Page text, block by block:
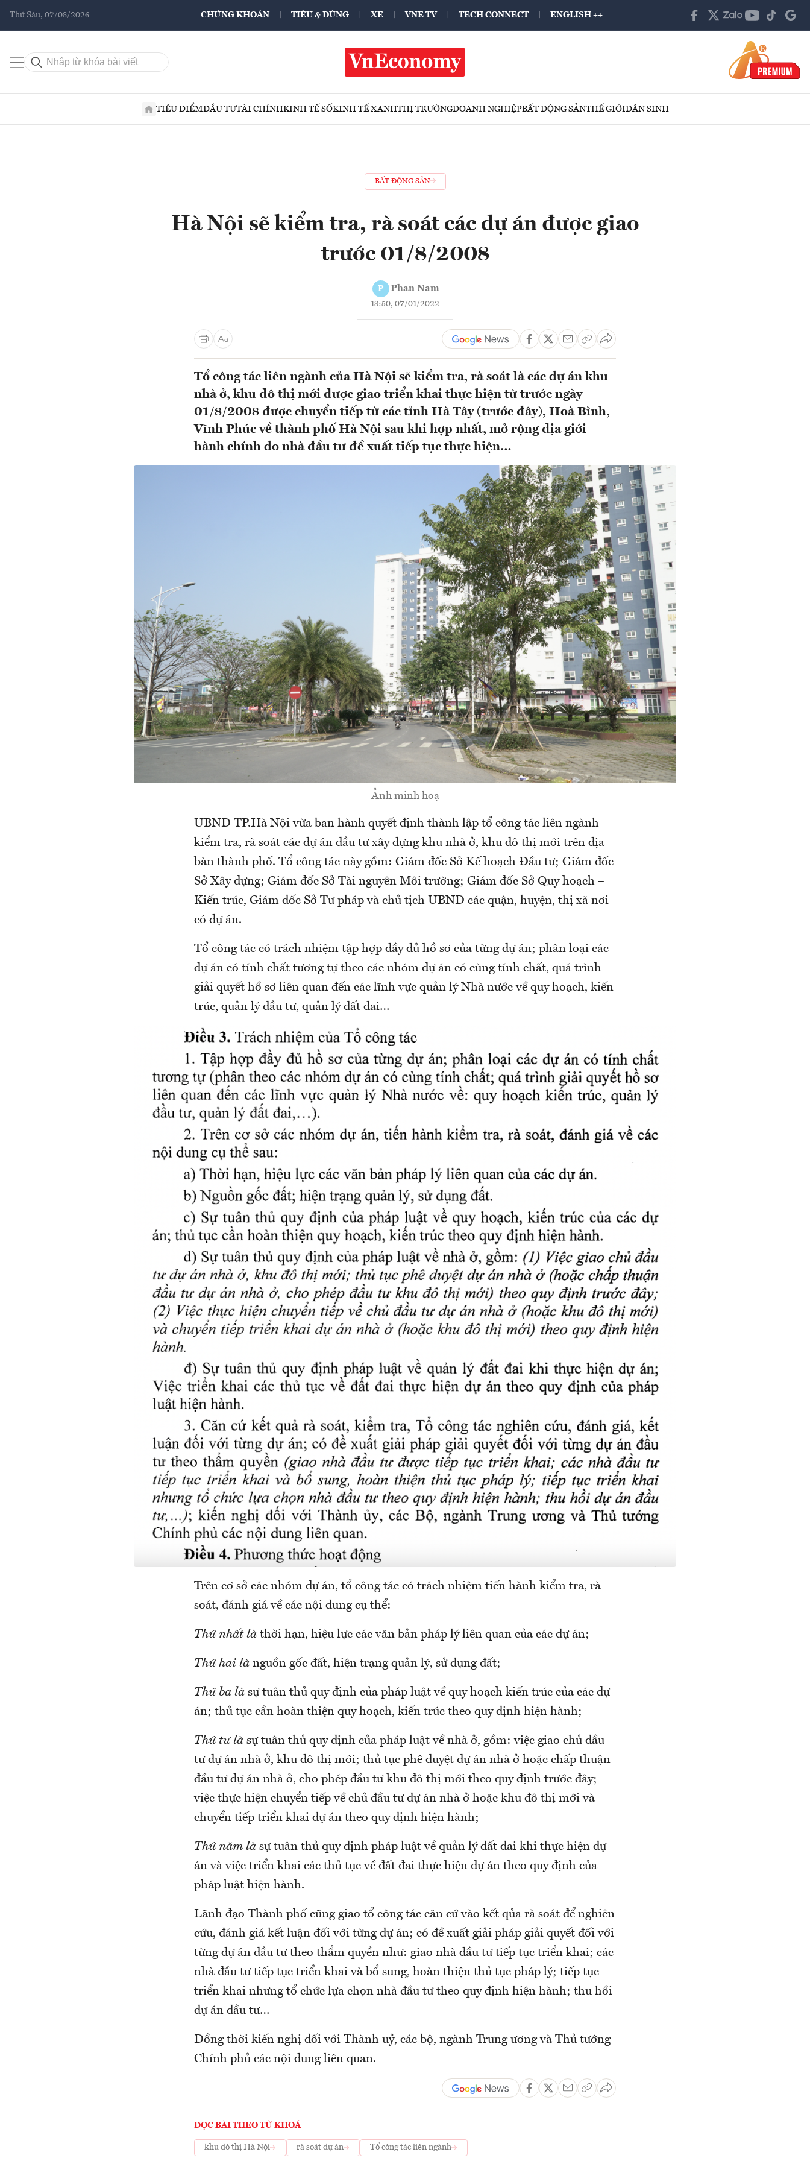
Thứ Sáu, 07/08/2026 CHỨNG KHOÁN TIÊU & DÙNG XE VNE TV TECH CONNECT ENGLISH ++
TIÊU ĐIỂMĐẦU TƯTÀI CHÍNHKINH TẾ SỐKINH TẾ XANHTHỊ TRƯỜNGDOANH NGHIỆPBẤT ĐỘNG SẢNTHẾ GIỚIDÂN SINH
BẤT ĐỘNG SẢN
Hà Nội sẽ kiểm tra, rà soát các dự án được giao
trước 01/8/2008
P Phan Nam
18:50, 07/01/2022
Tổ công tác liên ngành của Hà Nội sẽ kiểm tra, rà soát là các dự án khu
nhà ở, khu đô thị mới được giao triển khai thực hiện từ trước ngày
01/8/2008 được chuyển tiếp từ các tỉnh Hà Tây (trước đây), Hoà Bình,
Vĩnh Phúc về thành phố Hà Nội sau khi hợp nhất, mở rộng địa giới
hành chính do nhà đầu tư đề xuất tiếp tục thực hiện…
Ảnh minh hoạ
UBND TP.Hà Nội vừa ban hành quyết định thành lập tổ công tác liên ngành
kiểm tra, rà soát các dự án đầu tư xây dựng khu nhà ở, khu đô thị mới trên địa
bàn thành phố. Tổ công tác này gồm: Giám đốc Sở Kế hoạch Đầu tư; Giám đốc
Sở Xây dựng; Giám đốc Sở Tài nguyên Môi trường; Giám đốc Sở Quy hoạch –
Kiến trúc, Giám đốc Sở Tư pháp và chủ tịch UBND các quận, huyện, thị xã nơi
có dự án.
Tổ công tác có trách nhiệm tập hợp đầy đủ hồ sơ của từng dự án; phân loại các
dự án có tính chất tương tự theo các nhóm dự án có cùng tính chất, quá trình
giải quyết hồ sơ liên quan đến các lĩnh vực quản lý Nhà nước về quy hoạch, kiến
trúc, quản lý đầu tư, quản lý đất đai…
Trên cơ sở các nhóm dự án, tổ công tác có trách nhiệm tiến hành kiểm tra, rà
soát, đánh giá về các nội dung cụ thể:
Thứ nhất là thời hạn, hiệu lực các văn bản pháp lý liên quan của các dự án;
Thứ hai là nguồn gốc đất, hiện trạng quản lý, sử dụng đất;
Thứ ba là sự tuân thủ quy định của pháp luật về quy hoạch kiến trúc của các dự
án; thủ tục cần hoàn thiện quy hoạch, kiến trúc theo quy định hiện hành;
Thứ tư là sự tuân thủ quy định của pháp luật về nhà ở, gồm: việc giao chủ đầu
tư dự án nhà ở, khu đô thị mới; thủ tục phê duyệt dự án nhà ở hoặc chấp thuận
đầu tư dự án nhà ở, cho phép đầu tư khu đô thị mới theo quy định trước đây;
việc thực hiện chuyển tiếp về chủ đầu tư dự án nhà ở hoặc khu đô thị mới và
chuyển tiếp triển khai dự án theo quy định hiện hành;
Thứ năm là sự tuân thủ quy định pháp luật về quản lý đất đai khi thực hiện dự
án và việc triển khai các thủ tục về đất đai thực hiện dự án theo quy định của
pháp luật hiện hành.
Lãnh đạo Thành phố cũng giao tổ công tác căn cứ vào kết qủa rà soát để nghiên
cứu, đánh giá kết luận đối với từng dự án; có đề xuất giải pháp giải quyết đối với
từng dự án đầu tư theo thẩm quyền như: giao nhà đầu tư tiếp tục triển khai; các
nhà đầu tư tiếp tục triển khai và bổ sung, hoàn thiện thủ tục pháp lý; tiếp tục
triển khai nhưng tổ chức lựa chọn nhà đầu tư theo quy định hiện hành; thu hồi
dự án đầu tư…
Đồng thời kiến nghị đối với Thành uỷ, các bộ, ngành Trung ương và Thủ tướng
Chính phủ các nội dung liên quan.
ĐỌC BÀI THEO TỪ KHOÁ
khu đô thị Hà Nội rà soát dự án Tổ công tác liên ngành